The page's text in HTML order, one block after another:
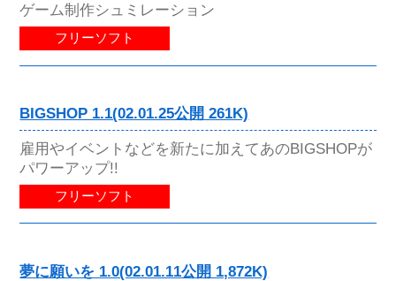
ゲーム制作シュミレーション
フリーソフト
BIGSHOP 1.1(02.01.25公開 261K)
雇用やイベントなどを新たに加えてあのBIGSHOPが
パワーアップ!!
フリーソフト
夢に願いを 1.0(02.01.11公開 1,872K)